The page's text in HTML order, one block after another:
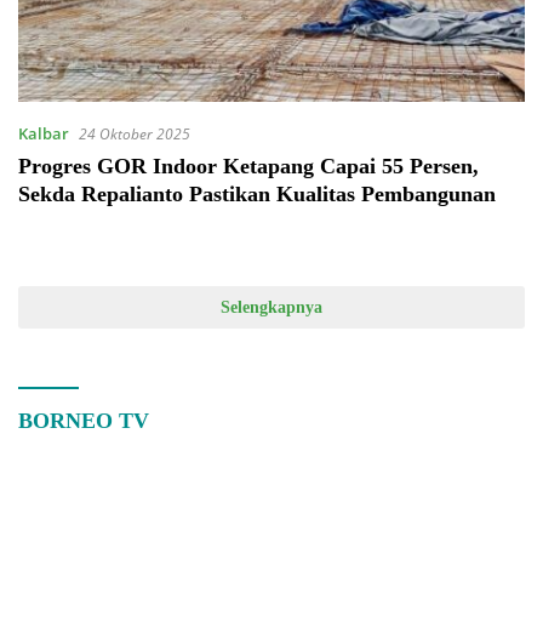
Kalbar 24 Oktober 2025
Progres GOR Indoor Ketapang Capai 55 Persen,
Sekda Repalianto Pastikan Kualitas Pembangunan
Selengkapnya
BORNEO TV